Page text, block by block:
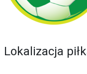
Lokalizacja